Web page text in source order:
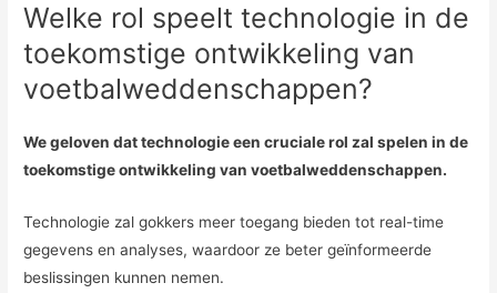
Welke rol speelt technologie in de
toekomstige ontwikkeling van
voetbalweddenschappen?
We geloven dat technologie een cruciale rol zal spelen in de
toekomstige ontwikkeling van voetbalweddenschappen.
Technologie zal gokkers meer toegang bieden tot real-time
gegevens en analyses, waardoor ze beter geïnformeerde
beslissingen kunnen nemen.